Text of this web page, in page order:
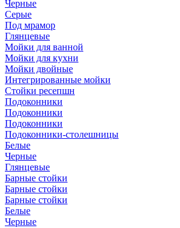
Черные
Серые
Под мрамор
Глянцевые
Мойки для ванной
Мойки для кухни
Мойки двойные
Интегрированные мойки
Стойки ресепшн
Подоконники
Подоконники
Подоконники
Подоконники-столешницы
Белые
Черные
Глянцевые
Барные стойки
Барные стойки
Барные стойки
Белые
Черные